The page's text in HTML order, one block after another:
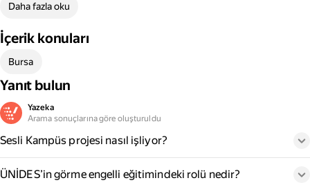
Daha fazla oku
İçerik konuları
Bursa
Yanıt bulun
Yazeka
Arama sonuçlarına göre oluşturuldu
Sesli Kampüs projesi nasıl işliyor?
ÜNİDES’in görme engelli eğitimindeki rolü nedir?